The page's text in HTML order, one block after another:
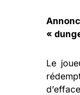
«
Le